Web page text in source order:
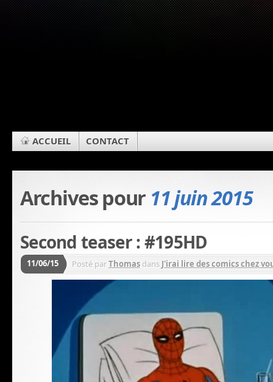
ACCUEIL CONTACT
Archives pour 11 juin 2015
Second teaser : #195HD
11/06/15 Posté parThomas dans J'irai lire des comics chez